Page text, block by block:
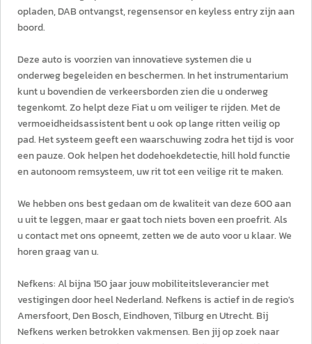
opladen, DAB ontvangst, regensensor en keyless entry zijn aan
boord.
Deze auto is voorzien van innovatieve systemen die u
onderweg begeleiden en beschermen. In het instrumentarium
kunt u bovendien de verkeersborden zien die u onderweg
tegenkomt. Zo helpt deze Fiat u om veiliger te rijden. Met de
vermoeidheidsassistent bent u ook op lange ritten veilig op
pad. Het systeem geeft een waarschuwing zodra het tijd is voor
een pauze. Ook helpen het dodehoekdetectie, hill hold functie
en autonoom remsysteem, uw rit tot een veilige rit te maken.
We hebben ons best gedaan om de kwaliteit van deze 600 aan
u uit te leggen, maar er gaat toch niets boven een proefrit. Als
u contact met ons opneemt, zetten we de auto voor u klaar. We
horen graag van u.
Nefkens: Al bijna 150 jaar jouw mobiliteitsleverancier met
vestigingen door heel Nederland. Nefkens is actief in de regio's
Amersfoort, Den Bosch, Eindhoven, Tilburg en Utrecht. Bij
Nefkens werken betrokken vakmensen. Ben jij op zoek naar